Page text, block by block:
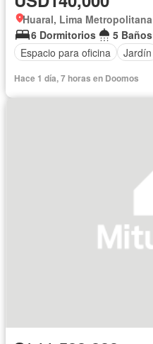
Huaral, Lima Metropolitana
6 Dormitorios
5 Baños
Espacio para oficina
Jardín
Hace 1 día, 7 horas en Doomos